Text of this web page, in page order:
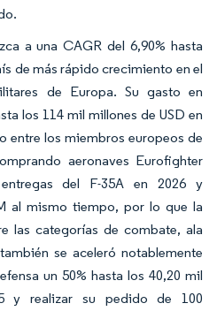
a una CAGR del 6,90% hasta
de más rápido crecimiento en el
de Europa. Su gasto en
los 114 mil millones de USD en
entre los miembros europeos de
aeronaves Eurofighter
del F-35A en 2026 y
al mismo tiempo, por lo que la
las categorías de combate, ala
se aceleró notablemente
un 50% hasta los 40,20 mil
y realizar su pedido de 100